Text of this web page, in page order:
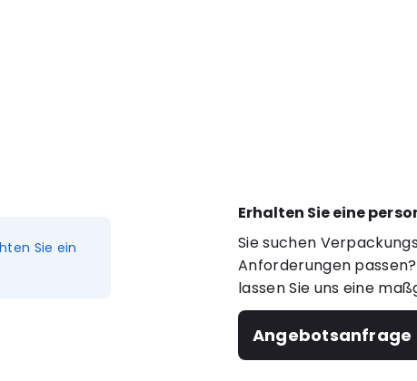
Erhalten Sie eine
Sie suchen
Anforderungen
lassen Sie uns eine
Angebotsanfrage
Sie ein